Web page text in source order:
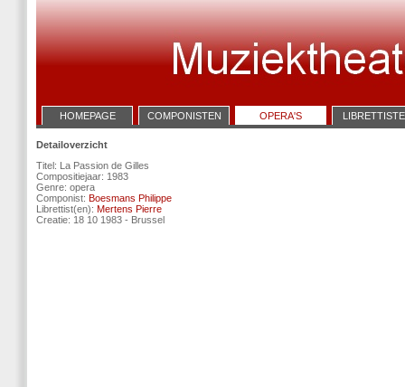
HOMEPAGE COMPONISTEN OPERA'S
Detailoverzicht
Titel: La Passion de Gilles
Compositiejaar: 1983
Genre: opera
Componist: Boesmans Philippe
Librettist(en): Mertens Pierre
Creatie: 18 10 1983 - Brussel